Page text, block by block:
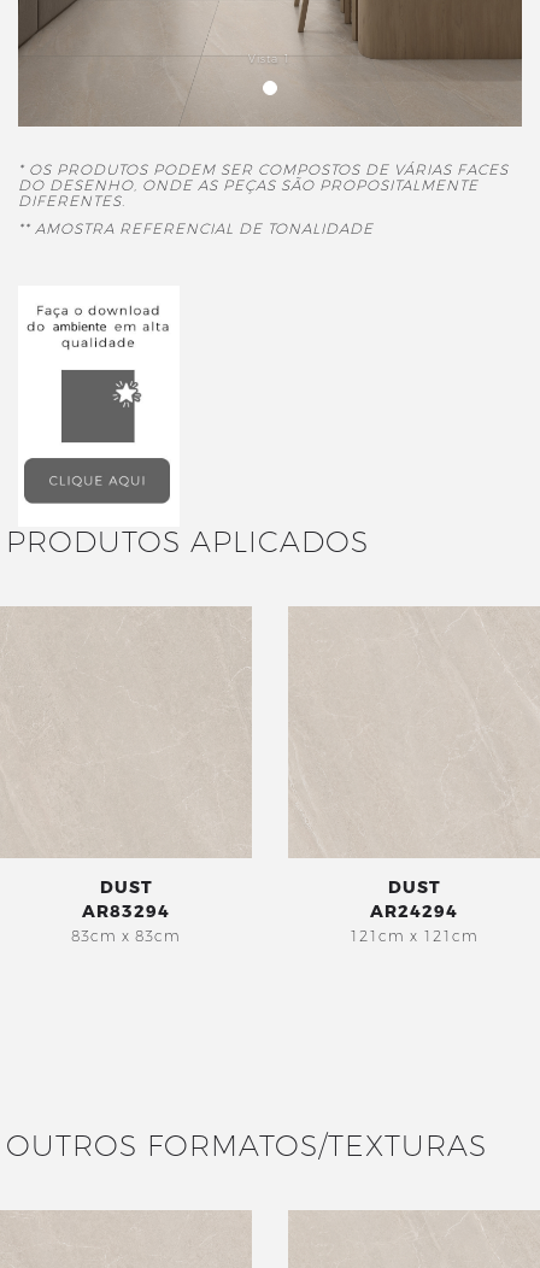
Vista 1
* OS PRODUTOS PODEM SER COMPOSTOS DE VÁRIAS FACES
DO DESENHO, ONDE AS PEÇAS SÃO PROPOSITALMENTE
DIFERENTES.
** AMOSTRA REFERENCIAL DE TONALIDADE
PRODUTOS APLICADOS
DUST
AR83294
83cm x 83cm
DUST
AR24294
121cm x 121cm
OUTROS FORMATOS/TEXTURAS